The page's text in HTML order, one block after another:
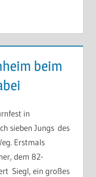
beim
in
sieben Jungs des
Erstmals
dem 82-
Siegl, ein großes